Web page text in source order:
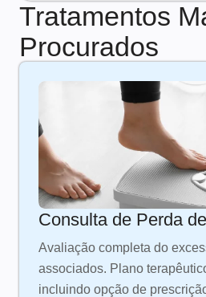
Tratamentos
Procurados
Consulta de Perda
Avaliação completa do
associados. Plano
incluindo opção de